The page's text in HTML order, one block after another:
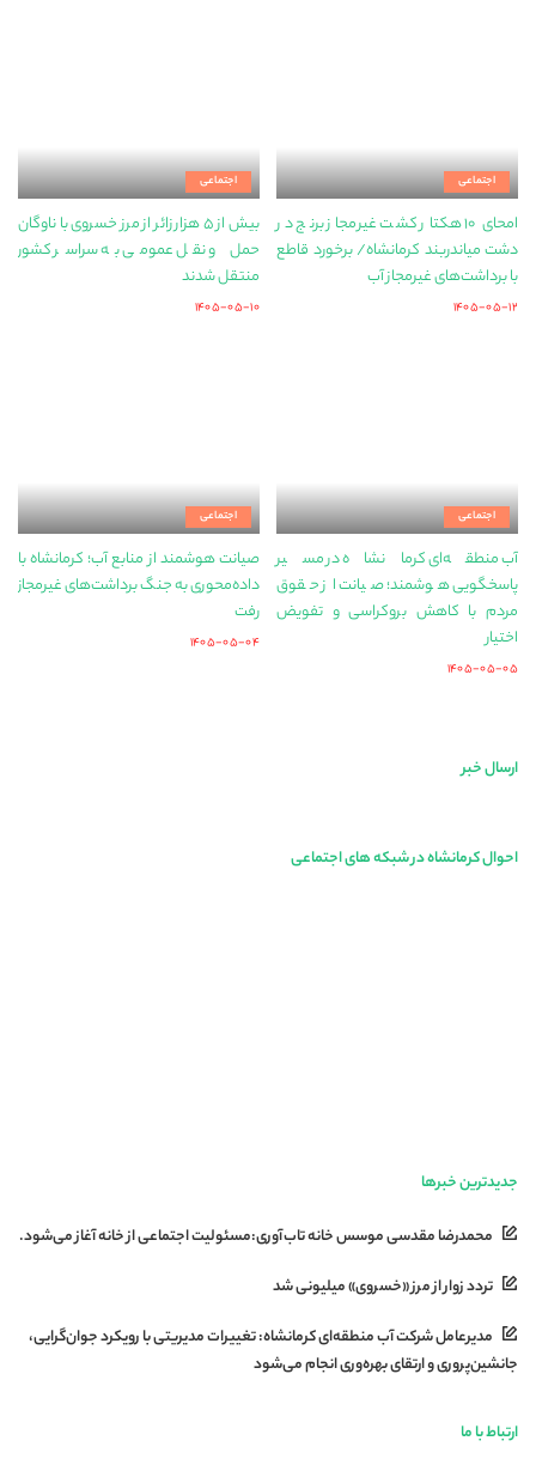
اجتماعی
امحای ۱۰ هکتار کشت غیرمجاز برنج در
دشت میاندربند کرمانشاه/ برخورد قاطع
با برداشت‌های غیرمجاز آب
۱۴۰۵-۰۵-۱۲
اجتماعی
بیش از ۵ هزار زائر از مرز خسروی با ناوگان
حمل‌ و نقل عمومی به سراسر کشور
منتقل شدند
۱۴۰۵-۰۵-۱۰
اجتماعی
آب منطقه‌ای کرمانشاه در مسیر
پاسخگویی هوشمند؛ صیانت از حقوق
مردم با کاهش بروکراسی و تفویض
اختیار
۱۴۰۵-۰۵-۰۵
اجتماعی
صیانت هوشمند از منابع آب؛ کرمانشاه با
داده‌محوری به جنگ برداشت‌های غیرمجاز
رفت
۱۴۰۵-۰۵-۰۴
ارسال خبر
احوال کرمانشاه در شبکه های اجتماعی
جدیدترین خبرها
محمدرضا مقدسی موسس خانه تاب‌آوری:مسئولیت اجتماعی از خانه آغاز می‌شود.
تردد زوار از مرز «خسروی» میلیونی شد
مدیرعامل شرکت آب منطقه‌ای کرمانشاه: تغییرات مدیریتی با رویکرد جوان‌گرایی،
جانشین‌پروری و ارتقای بهره‌وری انجام می‌شود
ارتباط با ما